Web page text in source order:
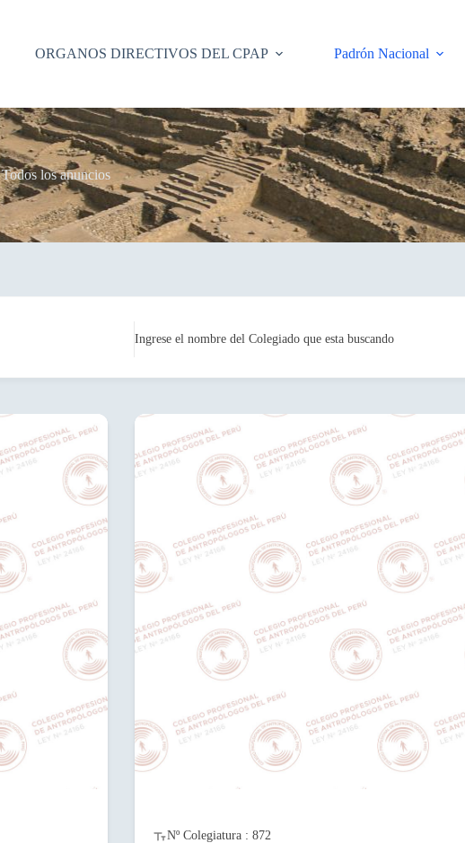
ORGANOS DIRECTIVOS DEL CPAP
Padrón Nacional
Todos los anuncios
Ingrese el nombre del Colegiado que esta buscando
Nº Colegiatura : 872